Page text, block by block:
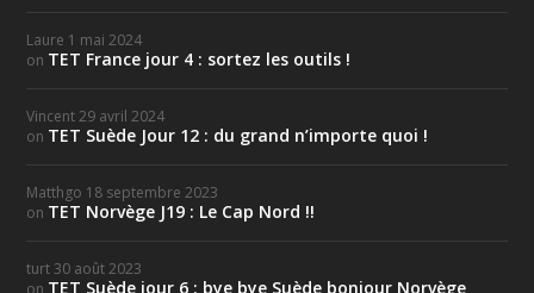
Laure 1 mai 2024
on TET France jour 4 : sortez les outils !
Vincent 29 avril 2024
on TET Suède Jour 12 : du grand n’importe quoi !
Matthgo 18 septembre 2023
on TET Norvège J19 : Le Cap Nord !!
turt 30 août 2023
on TET Suède jour 6 : bye bye Suède bonjour Norvège